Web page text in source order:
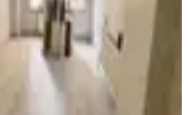
Yarpuz